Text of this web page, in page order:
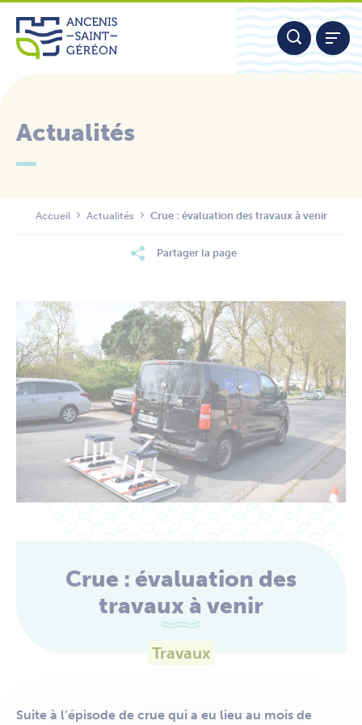
Aller
contenu
Actualités
Accueil Actualités Crue : évaluation des travaux à venir
Partager la page
Crue : évaluation des
travaux à venir
Travaux
Suite à l’épisode de crue qui a eu lieu au mois de
Panneau de gestion des cookies